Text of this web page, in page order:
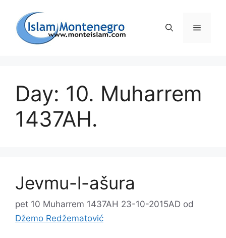
sadržaj
Day: 10. Muharrem
1437AH.
Jevmu-l-ašura
pet 10 Muharrem 1437AH 23-10-2015AD od
Džemo Redžematović